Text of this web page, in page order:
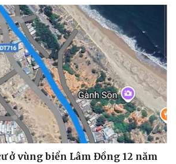
ở vùng biển Lâm Đồng 12 năm